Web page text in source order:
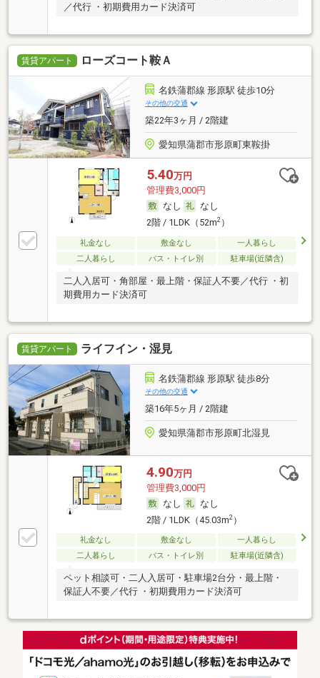
／代行 ・初期費用カード決済可
賃貸アパート ローズコート鞍Ａ
名鉄蒲郡線 形原駅 徒歩10分
その他の交通
築22年3ヶ月 / 2階建
愛知県蒲郡市形原町東鞍掛
5.40万円
管理費3,000円
なし
なし
2階 / 1LDK（52m2）
礼金なし 敷金なし
一人暮らし
二人暮らし
バス・トイレ別 駐車場(近隣含)
二人入居可・角部屋・最上階・保証人不要／代行 ・初
期費用カード決済可
賃貸アパート ライフイン・湿見
名鉄蒲郡線 形原駅 徒歩8分
その他の交通
築16年5ヶ月 / 2階建
愛知県蒲郡市形原町北湿見
4.90万円
管理費3,000円
なし
なし
2階 / 1LDK（45.03m2）
礼金なし 敷金なし
一人暮らし
二人暮らし
バス・トイレ別 駐車場(近隣含)
ペット相談可・二人入居可・駐車場2台分・最上階・
保証人不要／代行 ・初期費用カード決済可